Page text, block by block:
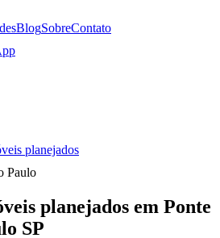
BlogSobreContato
planejados
Paulo
planejados em Ponte
SP